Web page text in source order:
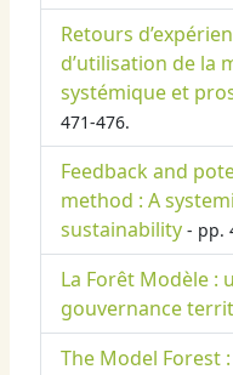
Retours
d’utilisation de la
systémique et
471-476.
Feedback and
method : A
sustainability - pp.
La Forêt Modèle :
gouvernance
The Model Forest